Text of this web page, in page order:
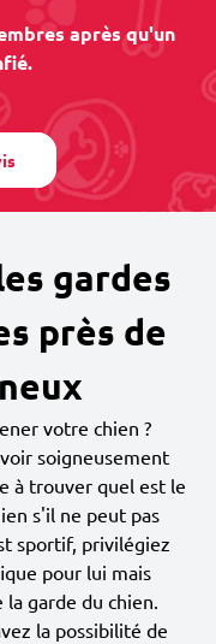
après qu'un
gardes
près de
votre chien ?
soigneusement
à trouver quel est le
s'il ne peut pas
sportif, privilégiez
pour lui mais
la garde du chien.
la possibilité de